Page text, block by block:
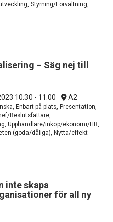
Styrning/Förvaltning,
– Säg nej till
10:30 - 11:00 A2
Enbart på plats, Presentation,
Beslutsfattare,
Upphandlare/inköp/ekonomi/HR,
(goda/dåliga), Nytta/effekt
inte skapa
för all ny